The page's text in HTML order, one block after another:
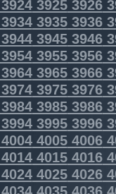
39253926
39353936
39453946
39553956
39653966
39753976
39853986
39953996
40054006
40154016
40254026